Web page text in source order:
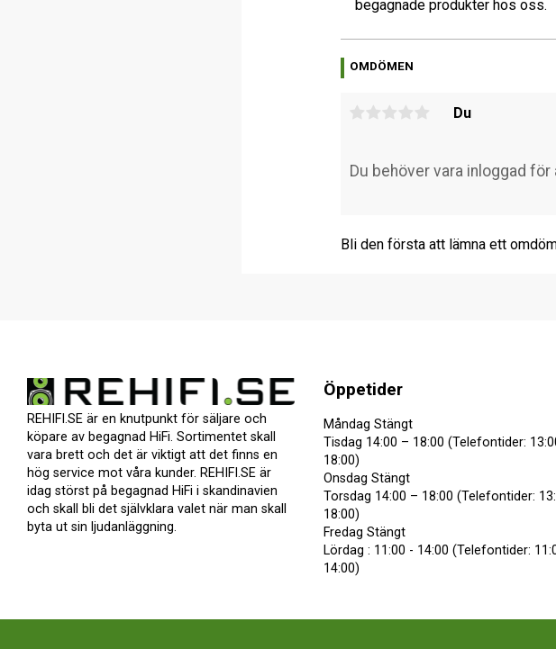
begagnade produkter hos oss.
OMDÖMEN
Du
Bli den första att lämna ett
REHIFI.SE är en knutpunkt för säljare och
köpare av begagnad HiFi. Sortimentet skall
vara brett och det är viktigt att det finns en
hög service mot våra kunder. REHIFI.SE är
idag störst på begagnad HiFi i skandinavien
och skall bli det självklara valet när man skall
byta ut sin ljudanläggning.
Öppetider
Måndag Stängt
Tisdag 14:00 – 18:00 (Telefontider:
18:00)
Onsdag Stängt
Torsdag 14:00 – 18:00 (Telefontider:
18:00)
Fredag Stängt
Lördag : 11:00 - 14:00 (Telefontider:
14:00)